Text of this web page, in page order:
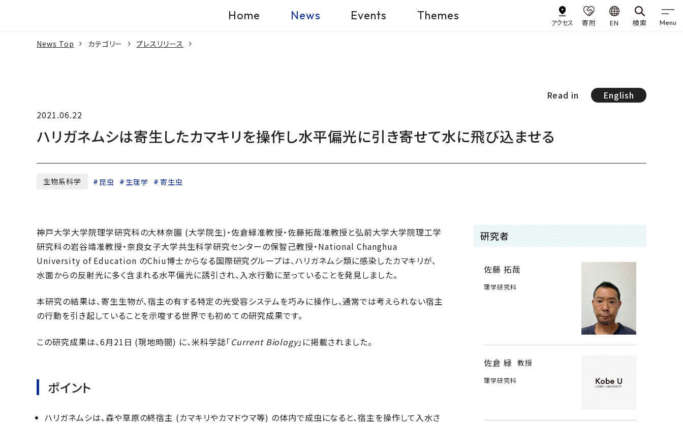
Home News Events Themes
アクセス 寄附 EN 検索 Menu
News Top カテゴリー プレスリリース
Read in
English
2021.06.22
ハリガネムシは寄生したカマキリを操作し水平偏光に引き寄せて水に飛び込ませる
生物系科学 昆虫 生理学 寄生虫
神戸大学大学院理学研究科の大林奈園 (大学院生)・佐倉緑准教授・佐藤拓哉准教授と弘前大学大学院理工学
研究科の岩谷靖准教授・奈良女子大学共生科学研究センターの保智己教授・National Changhua
University of Education のChiu博士からなる国際研究グループは、ハリガネムシ類に感染したカマキリが、
水面からの反射光に多く含まれる水平偏光に誘引され、入水行動に至っていることを発見しました。
本研究の結果は、寄生生物が、宿主の有する特定の光受容システムを巧みに操作し、通常では考えられない宿主
の行動を引き起していることを示唆する世界でも初めての研究成果です。
この研究成果は、6月21日 (現地時間) に、米科学誌「Current Biology」に掲載されました。
ポイント
ハリガネムシは、森や草原の終宿主 (カマキリやカマドウマ等) の体内で成虫になると、宿主を操作して入水さ
研究者
佐藤 拓哉
理学研究科
佐倉 緑 教授
理学研究科